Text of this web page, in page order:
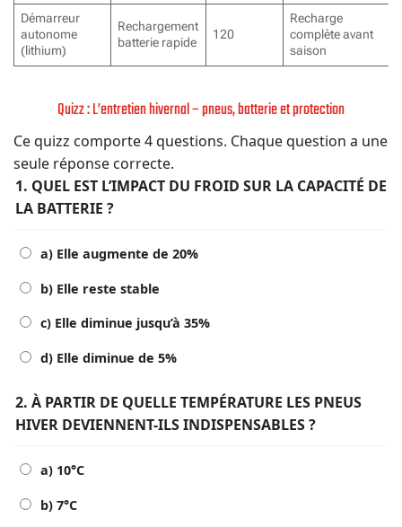
Démarreur
autonome
(lithium)
Rechargement
batterie rapide
120
Recharge
complète avant
saison
Quizz : L’entretien hivernal – pneus, batterie et protection
Ce quizz comporte 4 questions. Chaque question a une
seule réponse correcte.
1. QUEL EST L’IMPACT DU FROID SUR LA CAPACITÉ DE
LA BATTERIE ?
a) Elle augmente de 20%
b) Elle reste stable
c) Elle diminue jusqu’à 35%
d) Elle diminue de 5%
2. À PARTIR DE QUELLE TEMPÉRATURE LES PNEUS
HIVER DEVIENNENT-ILS INDISPENSABLES ?
a) 10°C
b) 7°C